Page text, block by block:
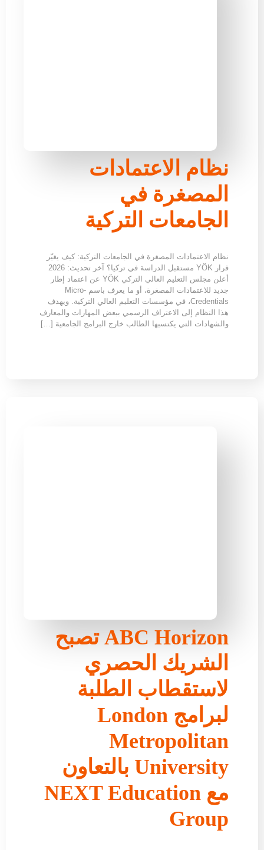
نظام الاعتمادات
المصغرة في
الجامعات التركية
نظام الاعتمادات المصغرة في الجامعات التركية: كيف يغيّر
قرار YÖK مستقبل الدراسة في تركيا؟ آخر تحديث: 2026
أعلن مجلس التعليم العالي التركي YÖK عن اعتماد إطار
جديد للاعتمادات المصغرة، أو ما يعرف باسم Micro-
Credentials، في مؤسسات التعليم العالي التركية. ويهدف
هذا النظام إلى الاعتراف الرسمي ببعض المهارات والمعارف
والشهادات التي يكتسبها الطالب خارج البرامج الجامعية […]
ABC Horizon تصبح
الشريك الحصري
لاستقطاب الطلبة
لبرامج London
Metropolitan
University بالتعاون
مع NEXT Education
Group